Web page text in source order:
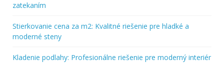
zatekaním
Stierkovanie cena za m2: Kvalitné riešenie pre hladké a
moderné steny
Kladenie podlahy: Profesionálne riešenie pre moderný interiér